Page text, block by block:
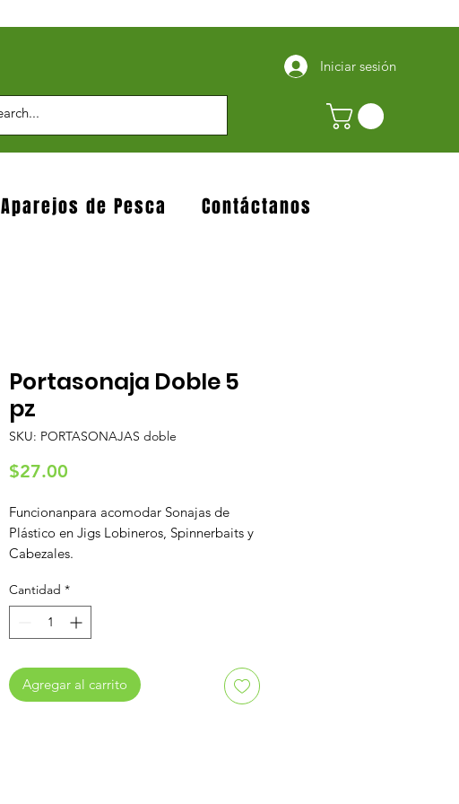
Iniciar sesión
Aparejos de Pesca Contáctanos
Portasonaja Doble 5
pz
SKU: PORTASONAJAS doble
$27.00
Funcionanpara acomodar Sonajas de
Plástico en Jigs Lobineros, Spinnerbaits y
Cabezales.
vídrio..
Cantidad *
Agregar al carrito